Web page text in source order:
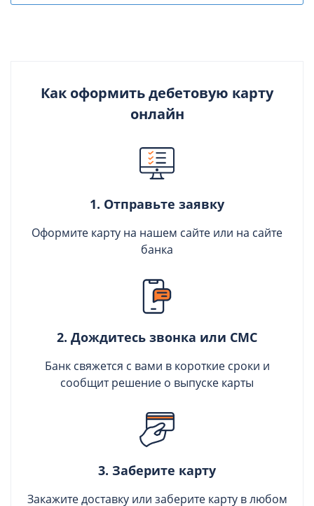
Как оформить дебетовую карту
онлайн
1. Отправьте заявку
Оформите карту на нашем сайте или на сайте
банка
2. Дождитесь звонка или СМС
Банк свяжется с вами в короткие сроки и
сообщит решение о выпуске карты
3. Заберите карту
Закажите доставку или заберите карту в любом